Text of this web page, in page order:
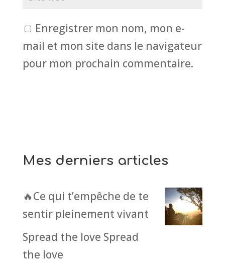
Enregistrer mon nom, mon e-
mail et mon site dans le navigateur
pour mon prochain commentaire.
Mes derniers articles
🔥Ce qui t’empêche de te
sentir pleinement vivant
Spread the love Spread
the love